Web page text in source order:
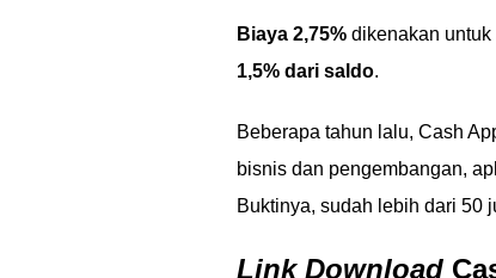
Biaya 2,75% dikenakan
1,5% dari saldo.
Beberapa tahun lalu, Cash
bisnis dan pengembangan,
Buktinya, sudah lebih dari 50
Link Download